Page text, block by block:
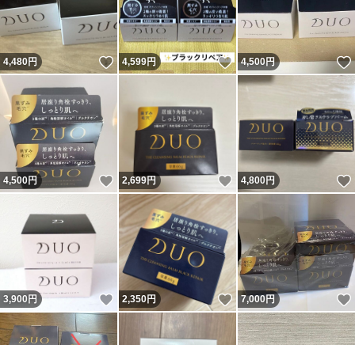
4,480円 いいね！
4,599円 いいね！
4,500円
4,500円 いいね！
2,699円 いいね！
4,800円
3,900 円 いいね！
2,350円 いいね！
7,000円